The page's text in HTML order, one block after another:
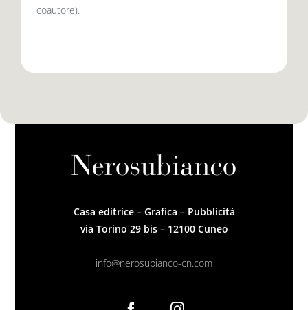
coautore).
Casa editrice – Grafica – Pubblicità
via Torino 29 bis – 12100 Cuneo
info@nerosubianco-cn.com